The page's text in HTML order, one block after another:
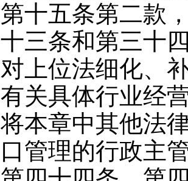
第十五条第二款
十三条和第三十
对上位法细化、
有关具体行业经
将本章中其他法
口管理的行政主